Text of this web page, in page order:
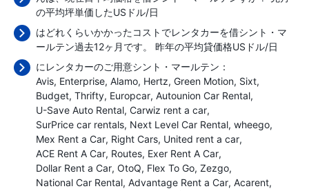
の平均坪単価したUSドル/日
はどれくらいかかったコストでレンタカーを借シント・マ
ールテン過去12ヶ月です。 昨年の平均貸価格USドル/日
にレンタカーのご用意シント・マールテン：
Avis Enterprise Alamo Hertz Green Motion Sixt
Budget Thrifty Europcar Autounion Car Rental
U-Save Auto Rental Carwiz rent a car
SurPrice car rentals Next Level Car Rental wheego
Mex Rent a Car Right Cars United rent a car
ACE Rent A Car Routes Exer Rent A Car
Dollar Rent a Car OtoQ Flex To Go Zezgo
National Car Rental Advantage Rent a Car Acarent